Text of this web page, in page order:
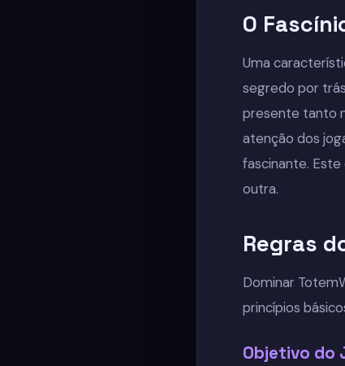
O
Uma
segredo por
presente tanto
atenção dos
fascinante.
outra.
Regras
Dominar
princípios
Objetivo do